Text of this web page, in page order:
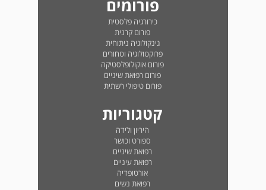
פורומים
כירורגיה פלסטית
פורום קרנית
גינקולוגיה ניתוחית
פרוקטולוגיה וטחורים
פורום אוקולופלסטיקה
פורום רפואת שיניים
פורום טיפולי רשתית
קטגוריות
היריון ולידה
ספורט וכושר
רפואת שיניים
רפואת עיניים
אורטופדיה
רפואת נשים